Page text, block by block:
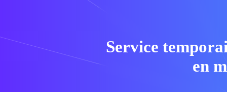
Service
en